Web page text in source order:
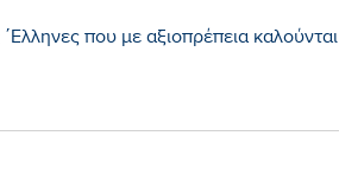
που με αξιοπρέπεια καλούνται